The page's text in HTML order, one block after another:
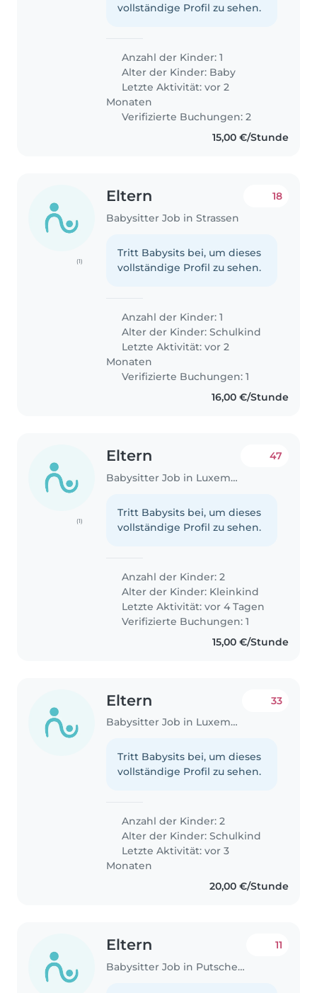
vollständige Profil zu sehen.
Anzahl der Kinder: 1
Alter der Kinder: Baby
Letzte Aktivität: vor 2
Monaten
Verifizierte Buchungen: 2
15,00 €/Stunde
(1)
Eltern
Babysitter Job in Strassen
18
Tritt Babysits bei, um dieses
vollständige Profil zu sehen.
Anzahl der Kinder: 1
Alter der Kinder:Schulkind
Letzte Aktivität: vor 2
Monaten
Verifizierte Buchungen: 1
16,00 €/Stunde
(1)
Eltern
Babysitter Job in Luxemburg
47
Tritt Babysits bei, um dieses
vollständige Profil zu sehen.
Anzahl der Kinder: 2
Alter der Kinder: Kleinkind
Letzte Aktivität: vor 4 Tagen
Verifizierte Buchungen: 1
15,00 €/Stunde
Eltern
Babysitter Job in Luxemburg
33
Tritt Babysits bei, um dieses
vollständige Profil zu sehen.
Anzahl der Kinder: 2
Alter der Kinder:Schulkind
Letzte Aktivität: vor 3
Monaten
20,00 €/Stunde
Eltern
Babysitter Job in Putscheid
11